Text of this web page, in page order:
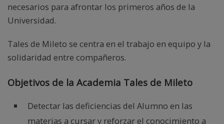
necesarios para afrontar los primeros años de la
Universidad.
Tales de Mileto se centra en el trabajo en equipo y la
solidaridad entre compañeros.
Objetivos de la Academia Tales de Mileto
Detectar las deficiencias del Alumno en las
materias a cursar y reforzar el conocimiento a